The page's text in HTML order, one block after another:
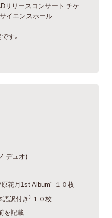
リリースコンサート チケ
イエンスホール
す。
デュオ)
花月1st Album" １０枚
訳付き⁾ １０枚
を記載